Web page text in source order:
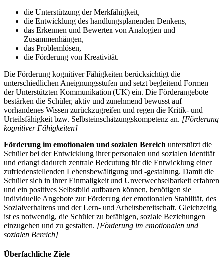
die Unterstützung der Merkfähigkeit,
die Entwicklung des handlungsplanenden Denkens,
das Erkennen und Bewerten von Analogien und
Zusammenhängen,
das Problemlösen,
die Förderung von Kreativität.
Die Förderung kognitiver Fähigkeiten berücksichtigt die
unterschiedlichen Aneignungsstufen und setzt begleitend Formen
der Unterstützten Kommunikation (UK) ein. Die Förderangebote
bestärken die Schüler, aktiv und zunehmend bewusst auf
vorhandenes Wissen zurückzugreifen und regen die Kritik- und
Urteilsfähigkeit bzw. Selbsteinschätzungskompetenz an. [Förderung
kognitiver Fähigkeiten]
Förderung im emotionalen und sozialen Bereich unterstützt die
Schüler bei der Entwicklung ihrer personalen und sozialen Identität
und erlangt dadurch zentrale Bedeutung für die Entwicklung einer
zufriedenstellenden Lebensbewältigung und -gestaltung. Damit die
Schüler sich in ihrer Einmaligkeit und Unverwechselbarkeit erfahren
und ein positives Selbstbild aufbauen können, benötigen sie
individuelle Angebote zur Förderung der emotionalen Stabilität, des
Sozialverhaltens und der Lern- und Arbeitsbereitschaft. Gleichzeitig
ist es notwendig, die Schüler zu befähigen, soziale Beziehungen
einzugehen und zu gestalten. [Förderung im emotionalen und
sozialen Bereich]
Überfachliche Ziele